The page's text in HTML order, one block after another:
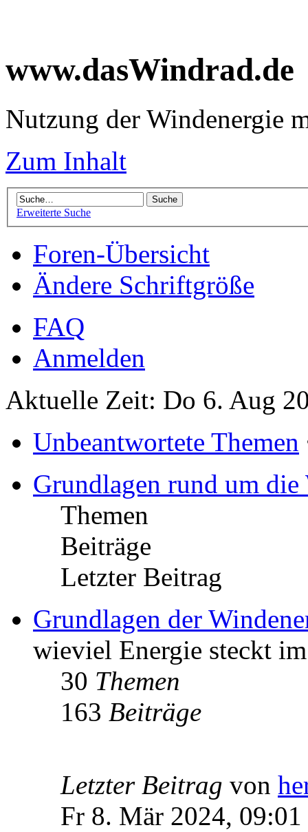
www.dasWindrad.de
Nutzung der Windenergie
Zum Inhalt
Erweiterte Suche
Foren-Übersicht
Ändere Schriftgröße
FAQ
Anmelden
Aktuelle Zeit: Do 6. Aug
Unbeantwortete Themen
Grundlagen rund um
Themen
Beiträge
Letzter Beitrag
Grundlagen der
wieviel Energie steckt
30 Themen
163 Beiträge
Letzter Beitrag von
Fr 8. Mär 2024, 09:01